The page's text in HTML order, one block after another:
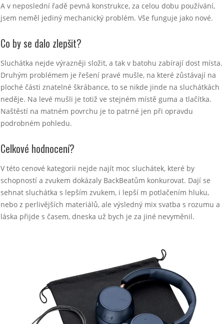
A v neposlední řadě pevná konstrukce, za celou dobu používání,
jsem neměl jediný mechanický problém. Vše funguje jako nové.
Co by se dalo zlepšit?
Sluchátka nejde výrazněji složit, a tak v batohu zabírají dost místa.
Druhým problémem je řešení pravé mušle, na které zůstávají na
ploché části znatelné škrábance, to se nikde jinde na sluchátkách
neděje. Na levé mušli je totiž ve stejném místě guma a tlačítka.
Naštěstí na matném povrchu je to patrné jen při opravdu
podrobném pohledu.
Celkové hodnocení?
V této cenové kategorii nejde najít moc sluchátek, které by
schopností a zvukem dokázaly BackBeatům konkurovat. Dají se
sehnat sluchátka s lepším zvukem, i lepší m potlačením hluku,
nebo z perlivějších materiálů, ale výsledný mix svatba s rozumu a
láska přijde s časem, dneska už bych je za jiné nevyměnil.